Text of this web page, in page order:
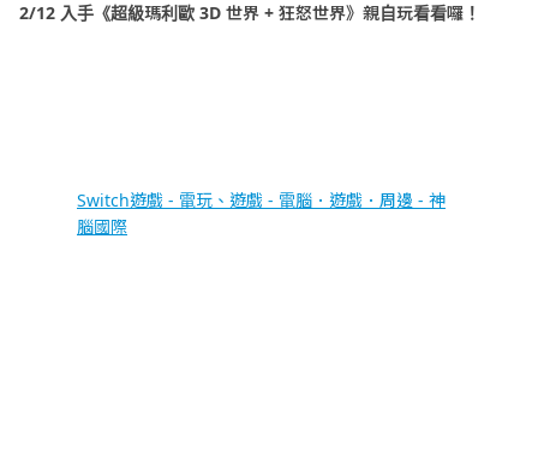
2/12 入手《超級瑪利歐 3D 世界 + 狂怒世界》親自玩看看囉！
Switch遊戲 - 電玩、遊戲 - 電腦．遊戲．周邊 - 神
腦國際